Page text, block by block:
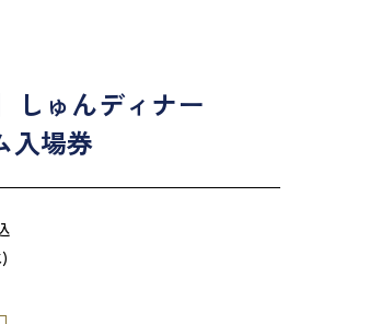
しゅんディナー
入場券